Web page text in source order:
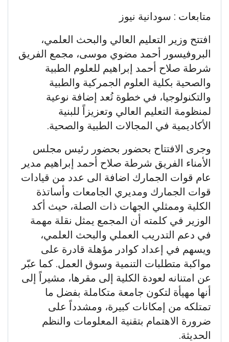
متابعات : سودانية نيوز
افتتح وزير التعليم العالي والبحث العلمي،
البروفيسور أحمد مضوي موسى، مجمع الفريق
شرطة صلاح أحمد إبراهيم للعلوم الطبية
والصحية بكلية العلوم الجمركية والطبية
والتكنولوجيا، في خطوة تُعد إضافة نوعية
لمنظومة التعليم العالي وتعزيزاً للبنية
الأكاديمية في المجالات الطبية والصحية.
وجرى الافتتاح بحضور بحضور رئيس مجلس
الأمناء الفريق شرطة صلاح أحمد إبراهيم مدير
عام قوات الجمارك اضافة الى عدد من قيادات
قوات الجمارك ومديري الجامعات وأساتذة
الكلية وممثلي الجهات ذات الصلة، حيث أكد
الوزير في كلمته أن المجمع يمثل نقلة مهمة
في دعم التدريب العملي والبحث العلمي،
ويسهم في إعداد كوادر مؤهلة قادرة على
مواكبة متطلبات التنمية وسوق العمل. كما عبّر
عن امتنانه لعودة الكلية إلى مقرها، مشيراً إلى
أنها مهيأة لتكون جامعة متكاملة بفضل ما
تمتلكه من إمكانات كبيرة، ومشدداً على
ضرورة الاهتمام بتقنية المعلومات والنظم
الحديثة.